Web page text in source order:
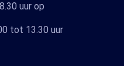
uur op
tot 13.30 uur